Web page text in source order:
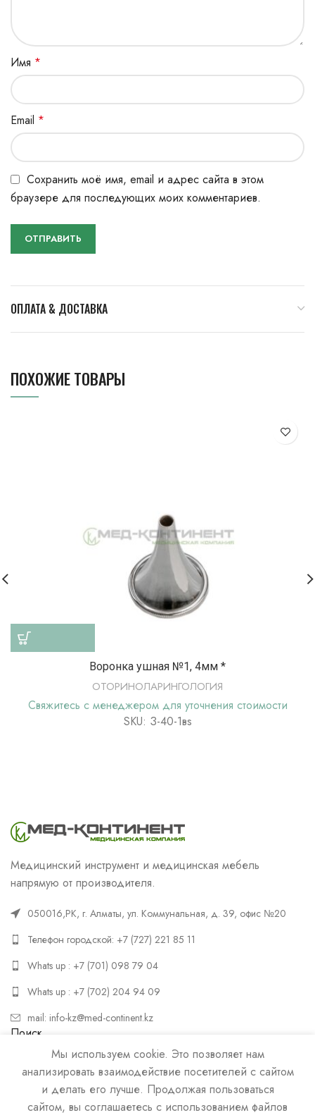
Имя *
Email *
Сохранить моё имя, email и адрес сайта в этом
браузере для последующих моих комментариев.
ОПЛАТА & ДОСТАВКА
ПОХОЖИЕ ТОВАРЫ
Воронка ушная №1, 4мм *
ОТОРИНОЛАРИНГОЛОГИЯ
Свяжитесь с менеджером для уточнения стоимости
SKU: З-40-1вs
Медицинский инструмент и медицинская мебель
напрямую от производителя.
050016,РК, г. Алматы, ул. Коммунальная, д. 39, офис №20
Телефон городской: +7 (727) 221 85 11
Whats up : +7 (701) 098 79 04
Whats up : +7 (702) 204 94 09
mail: info-kz@med-continent.kz
Поиск
ПОИСК
Мы используем cookie. Это позволяет нам
анализировать взаимодействие посетителей с сайтом
и делать его лучше. Продолжая пользоваться
сайтом, вы соглашаетесь с использованием файлов